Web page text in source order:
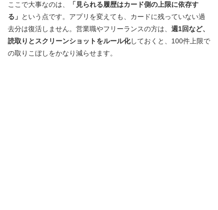
ここで大事なのは、
「見られる履歴はカード側の上限に依存す
る」 という点です。アプリを変えても、カードに残っていない過
去分は復活しません。営業職やフリーランスの方は、 週1回など、
読取りとスクリーンショットをルール化しておくと、100件上限で
の取りこぼしをかなり減らせます。